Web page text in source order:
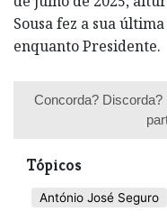
Sousa fez a sua
enquanto Presidente.
Concorda? Discorda?
Tópicos
António José Seguro